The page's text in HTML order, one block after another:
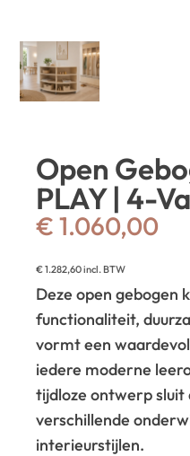
Open
PLAY | 4-
€ 1.060,00
€1.282,60incl. BTW
Deze open gebogen
functionaliteit,
vormt een
iedere moderne
tijdloze ontwerp sluit
verschillende
interieurstijlen.